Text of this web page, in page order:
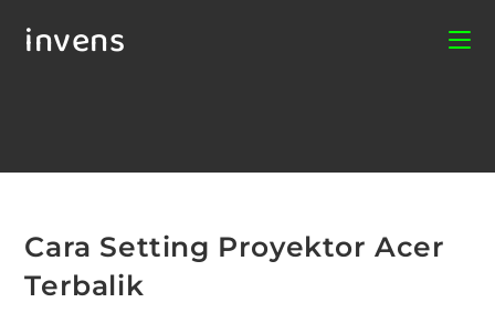
invens
Cara Setting Proyektor Acer
Terbalik